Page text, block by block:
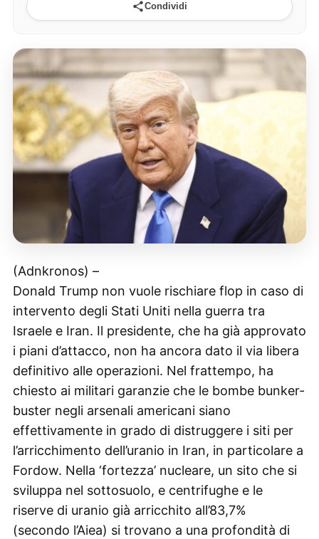
Condividi
(Adnkronos) –
Donald Trump non vuole rischiare flop in caso di
intervento degli Stati Uniti nella guerra tra
Israele e Iran. Il presidente, che ha già approvato
i piani d’attacco, non ha ancora dato il via libera
definitivo alle operazioni. Nel frattempo, ha
chiesto ai militari garanzie che le bombe bunker-
buster negli arsenali americani siano
effettivamente in grado di distruggere i siti per
l’arricchimento dell’uranio in Iran, in particolare a
Fordow. Nella ‘fortezza’ nucleare, un sito che si
sviluppa nel sottosuolo, e centrifughe e le
riserve di uranio già arricchito all’83,7%
(secondo l’Aiea) si trovano a una profondità di